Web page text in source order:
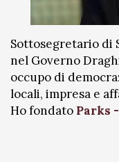
Sottosegretario di
nel Governo
occupo di
locali, impresa e
Ho fondato Parks